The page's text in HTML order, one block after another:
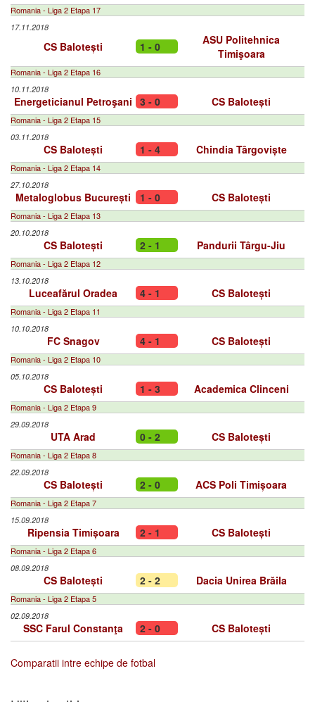
Romania - Liga 2 Etapa 17
17.11.2018
CS Balotești 1 - 0
ASU Politehnica
Timişoara
Romania - Liga 2 Etapa 16
10.11.2018
Energeticianul Petroşani 3 - 0 CS Balotești
Romania - Liga 2 Etapa 15
03.11.2018
CS Balotești 1 - 4 Chindia Târgoviște
Romania - Liga 2 Etapa 14
27.10.2018
Metaloglobus București 1 - 0 CS Balotești
Romania - Liga 2 Etapa 13
20.10.2018
CS Balotești 2 - 1 Pandurii Târgu-Jiu
Romania - Liga 2 Etapa 12
13.10.2018
Luceafărul Oradea 4 - 1 CS Balotești
Romania - Liga 2 Etapa 11
10.10.2018
FC Snagov 4 - 1 CS Balotești
Romania - Liga 2 Etapa 10
05.10.2018
CS Balotești 1 - 3 Academica Clinceni
Romania - Liga 2 Etapa 9
29.09.2018
UTA Arad 0 - 2 CS Balotești
Romania - Liga 2 Etapa 8
22.09.2018
CS Balotești 2 - 0 ACS Poli Timișoara
Romania - Liga 2 Etapa 7
15.09.2018
Ripensia Timișoara 2 - 1 CS Balotești
Romania - Liga 2 Etapa 6
08.09.2018
CS Balotești 2 - 2 Dacia Unirea Brăila
Romania - Liga 2 Etapa 5
02.09.2018
SSC Farul Constanţa 2 - 0 CS Balotești
Comparatii intre echipe de fotbal